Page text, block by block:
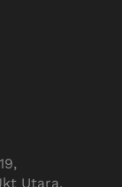
Utara,